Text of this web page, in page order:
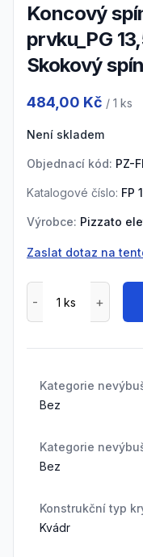
Koncový spínač bez ovládacího
prvku_PG
Skokový
484,00 Kč / 1 ks
Není skladem
Objednací kód: PZ-
Katalogové číslo: FP
Výrobce: Pizzato
Zaslat dotaz na
Kategorie
Bez
Kategorie
Bez
Konstrukční typ
Kvádr